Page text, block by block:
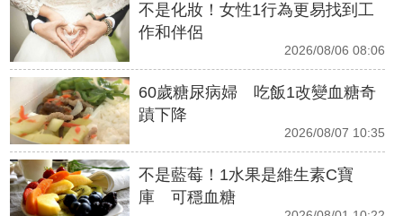
不是化妝！女性1行為更易找到工
作和伴侶
2026/08/06 08:06
60歲糖尿病婦 吃飯1改變血糖奇
蹟下降
2026/08/07 10:35
不是藍莓！1水果是維生素C寶
庫 可穩血糖